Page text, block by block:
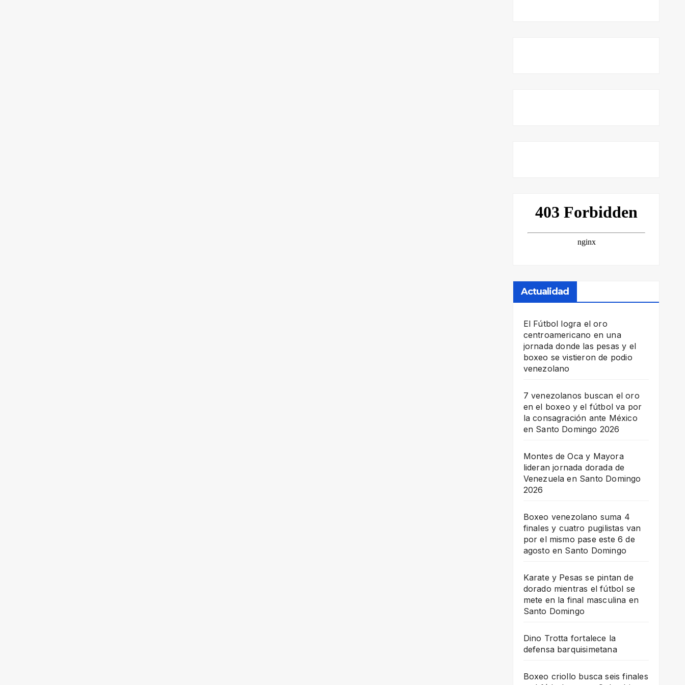
Actualidad
El Fútbol logra el oro
centroamericano en una
jornada donde las pesas y el
boxeo se vistieron de podio
venezolano
7 venezolanos buscan el oro
en el boxeo y el fútbol va por
la consagración ante México
en Santo Domingo 2026
Montes de Oca y Mayora
lideran jornada dorada de
Venezuela en Santo Domingo
2026
Boxeo venezolano suma 4
finales y cuatro pugilistas van
por el mismo pase este 6 de
agosto en Santo Domingo
Karate y Pesas se pintan de
dorado mientras el fútbol se
mete en la final masculina en
Santo Domingo
Dino Trotta fortalece la
defensa barquisimetana
Boxeo criollo busca seis finales